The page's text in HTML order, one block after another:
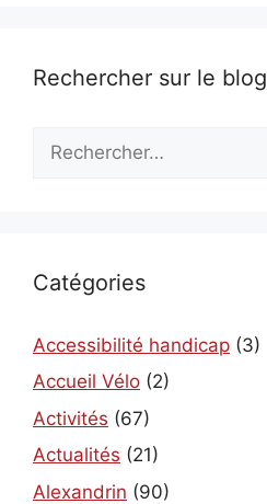
Rechercher sur le blog
Catégories
Accessibilité handicap (3)
Accueil Vélo (2)
Activités (67)
Actualités (21)
Alexandrin (90)